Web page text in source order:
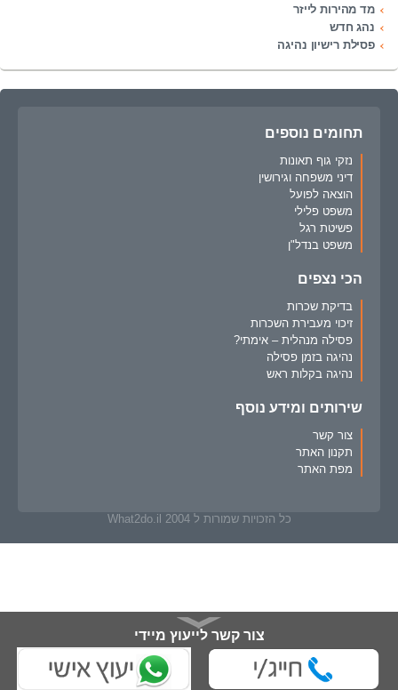
מד מהירות לייזר
נהג חדש
פסילת רישיון נהיגה
תחומים נוספים
נזקי גוף תאונות
דיני משפחה וגירושין
הוצאה לפועל
משפט פלילי
פשיטת רגל
משפט בנדל"ן
הכי נצפים
בדיקת שכרות
זיכוי מעבירת השכרות
פסילה מנהלית – אימתי?
נהיגה בזמן פסילה
נהיגה בקלות ראש
שירותים ומידע נוסף
צור קשר
תקנון האתר
מפת האתר
כל הזכויות שמורות ל What2do.il 2004
צור קשר לייעוץ מיידי